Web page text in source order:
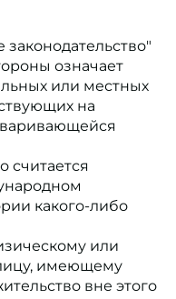
означает
или местных
на
считается
какого-либо
или
имеющему
вне этого